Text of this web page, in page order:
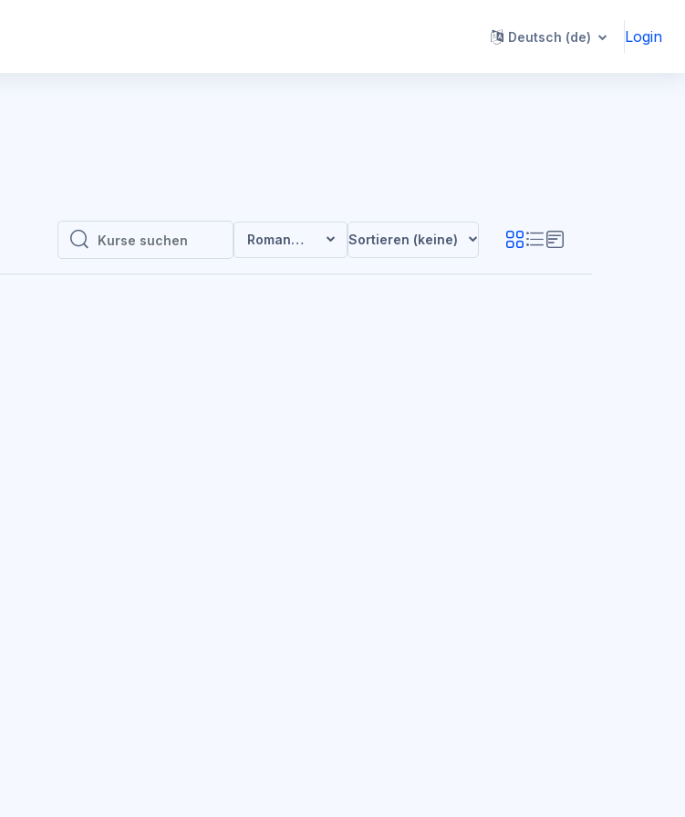
Deutsch ‎(de)‎ Login
Kurse suchen
Kurse suchen
Romanian Sortieren (keine)